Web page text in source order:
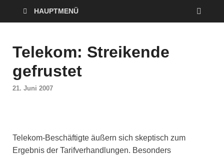
HAUPTMENÜ
Telekom: Streikende
gefrustet
21. Juni 2007
Telekom-Beschäftigte äußern sich skeptisch zum
Ergebnis der Tarifverhandlungen. Besonders